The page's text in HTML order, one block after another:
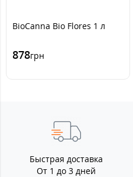
BioCanna Bio Flores 1 л
878грн
Быстрая доставка
От 1 до 3 дней